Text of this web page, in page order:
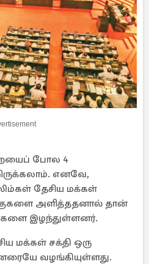
போல 4
எனவே,
தேசிய மக்கள்
அளித்ததனால் தான்
இழந்துள்ளனர்.
மக்கள் சக்தி ஒரு
வழங்கியுள்ளது.